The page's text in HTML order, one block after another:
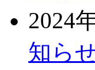
2024
知ら